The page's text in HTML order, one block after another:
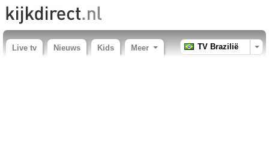
Live tv Nieuws Kids Meer TV Brazilië